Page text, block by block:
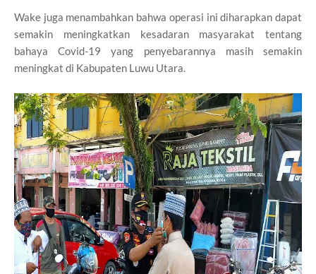
Wake juga menambahkan bahwa operasi ini diharapkan dapat
semakin meningkatkan kesadaran masyarakat tentang
bahaya Covid-19 yang penyebarannya masih semakin
meningkat di Kabupaten Luwu Utara.